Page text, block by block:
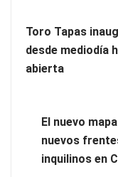
Toro Tapas
desde mediodía
abierta
El nuevo
nuevos
inquilinos en